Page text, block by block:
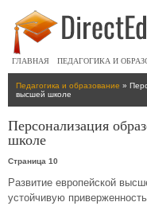
ГЛАВНАЯ ПЕДАГОГИКА И
Педагогика и образование »
высшей школе
Персонализация
школе
Страница 10
Развитие европейской
устойчивую